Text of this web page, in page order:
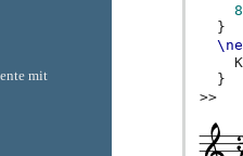
8
}
}
>>
mit